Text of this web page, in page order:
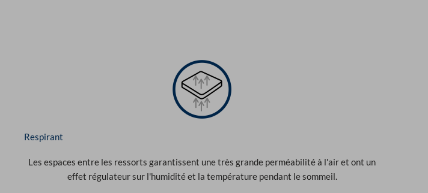
Respirant
Les espaces entre les ressorts garantissent une très grande perméabilité à l'air et ont un
effet régulateur sur l'humidité et la température pendant le sommeil.